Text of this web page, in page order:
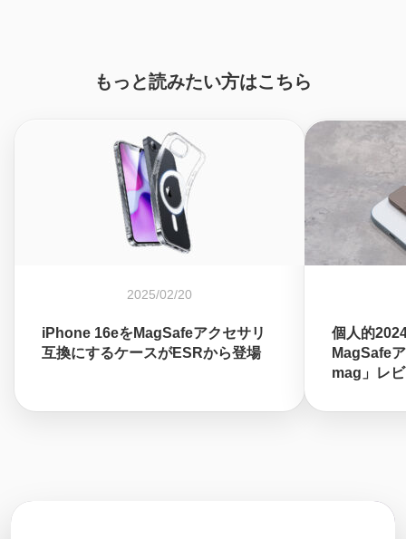
もっと読みたい方はこちら
2025/02/20
iPhone 16eをMagSafeアクセサリ
互換にするケースがESRから登場
個人的
MagSafe
mag」レ